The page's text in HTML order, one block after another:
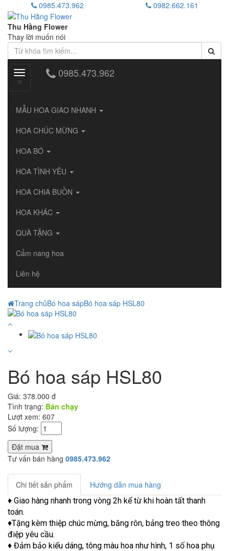
0985.473.962 0982.662.161
Thu Hằng Flower
Thay lời muốn nói
Toggle
0985.473.962
MẪU HOA GIAO NHANH
HOA CHÚC MỪNG
HOA BÓ
HOA TÌNH YÊU
HOA CHIA BUỒN
HOA KHÁC
QUÀ TẶNG
Cẩm nang hoa
Liên hệ
Trang chủBó hoa sápBó hoa sáp HSL80
Bó hoa sáp HSL80
Giá: 378.000 đ
Tình trạng: Bán chạy
Lượt xem: 607
Số lượng:
Đặt mua
Tư vấn bán hàng 0985.473.962
Chi tiết sản phẩm Hướng dẫn mua hàng
♦ Giao hàng nhanh trong vòng 2h kể từ khi hoàn tất thanh
toán.
♦Tặng kèm thiệp chúc mừng, băng rôn, bảng treo theo thông
điệp yêu cầu.
♦ Đảm bảo kiểu dáng, tông màu hoa như hình, 1 số hoa phụ